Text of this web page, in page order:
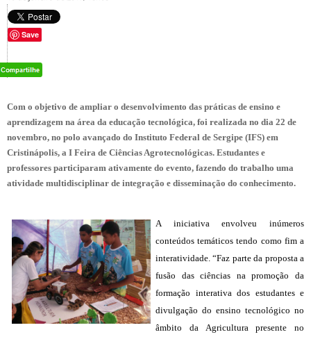
Save
Com o objetivo de ampliar o desenvolvimento das práticas de ensino e
aprendizagem na área da educação tecnológica, foi realizada no dia 22 de
novembro, no polo avançado do Instituto Federal de Sergipe (IFS) em
Cristinápolis, a I Feira de Ciências Agrotecnológicas. Estudantes e
professores participaram ativamente do evento, fazendo do trabalho uma
atividade multidisciplinar de integração e disseminação do conhecimento.
A iniciativa envolveu inúmeros
conteúdos temáticos tendo como fim a
interatividade. “Faz parte da proposta a
fusão das ciências na promoção da
formação interativa dos estudantes e
divulgação do ensino tecnológico no
âmbito da Agricultura presente no